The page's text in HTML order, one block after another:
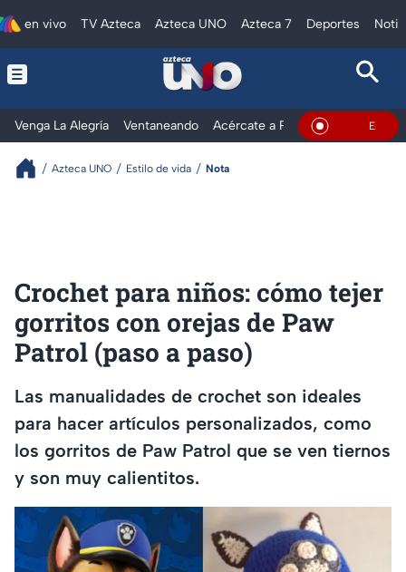
en vivo TV Azteca Azteca UNO Azteca 7 Deportes
Venga La Alegría Ventaneando Acércate a Rocío Al Extremo
En Vivo
Azteca UNO Estilo de vida Nota
Crochet para niños: cómo tejer
gorritos con orejas de Paw
Patrol (paso a paso)
Las manualidades de crochet son ideales
para hacer artículos personalizados, como
los gorritos de Paw Patrol que se ven tiernos
y son muy calientitos.